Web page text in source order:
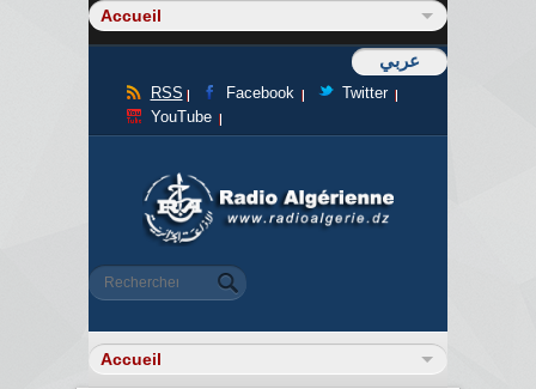
عربي
RSS Facebook
Twitter
YouTube
Formulaire de recherche
Rechercher